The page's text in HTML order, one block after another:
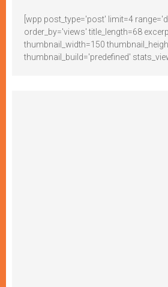
[wpp post_type='post' limit=4
order_by='views' title_length=68
thumbnail_width=150
thumbnail_build='predefined'